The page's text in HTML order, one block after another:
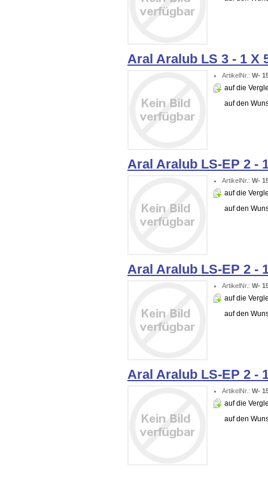
Aral Aralub LS 3 - 1 X
ArtikelNr.:W-
auf die
auf den
Aral Aralub LS-EP 2 -
ArtikelNr.:W-
auf die
auf den
Aral Aralub LS-EP 2 -
ArtikelNr.:W-
auf die
auf den
Aral Aralub LS-EP 2 -
ArtikelNr.:W-
auf die
auf den